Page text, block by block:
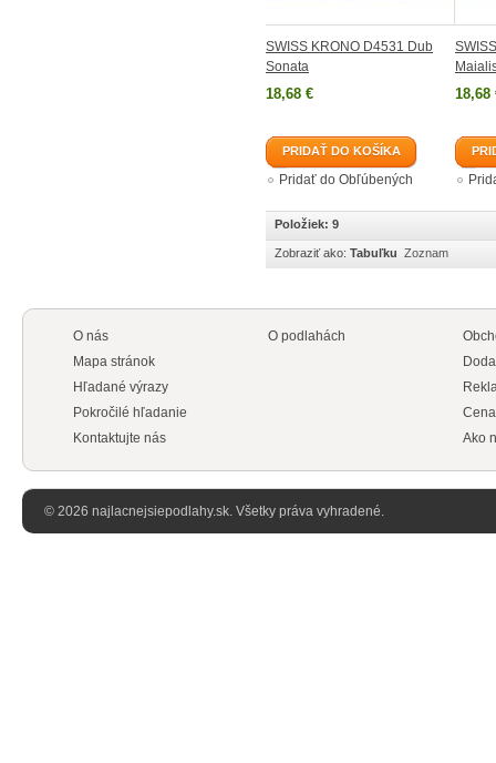
SWISS KRONO D4531 Dub
Sonata
18,68 €
PRIDAŤ DO KOŠÍKA
Pridať do Obľúbených
18,68
Položiek: 9
Zobraziť ako: Tabuľku Zoznam
O nás
Mapa stránok
Hľadané výrazy
Pokročilé hľadanie
Kontaktujte nás
O podlahách
Ako
© 2026 najlacnejsiepodlahy.sk. Všetky práva vyhradené.